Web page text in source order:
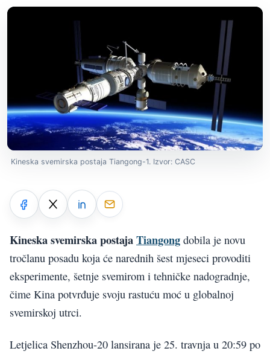
Kineska svemirska postaja Tiangong-1. Izvor: CASC
Kineska svemirska postajaTiangong dobila je novu
tročlanu posadu koja će narednih šest mjeseci provoditi
eksperimente, šetnje svemirom i tehničke nadogradnje,
čime Kina potvrđuje svoju rastuću moć u globalnoj
svemirskoj utrci.
Letjelica Shenzhou-20 lansirana je 25. travnja u 20:59 po